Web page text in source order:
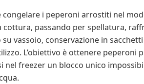
congelare i peperoni arrostiti nel
cottura, passando per spellatura,
vassoio, conservazione in
L’obiettivo è ottenere peperoni
nel freezer un blocco unico